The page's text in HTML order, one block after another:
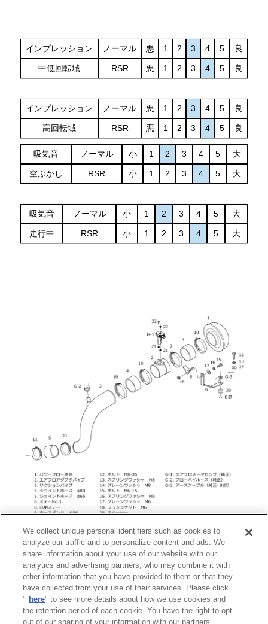
インプレッション ノーマル 悪 1 2 3 4 5 良
中低回転域 RSR 悪 1 2 3 4 5 良
インプレッション ノーマル 悪 1 2 3 4 5 良
高回転域 RSR 悪 1 2 3 4 5 良
吸気音 ノーマル 小 1 2 3 4 5 大
空ぶかし RSR 小 1 2 3 4 5 大
吸気音 ノーマル 小 1 2 3 4 5 大
走行中 RSR 小 1 2 3 4 5 大
車種 型式 エンジン 年式
ギャランフォルティス DBA- CY4A 4B11(NA) 07/08 -15/04
We collect unique personal identifiers such as cookies to
analyze our traffic and to personalize content and ads. We
share information about your use of our website with our
analytics and advertising partners, who may combine it with
other information that you have provided to them or that they
have collected from your use of their services. Please click
" here" to see more details about how we use cookies and
the retention period of each cookie. You have the right to opt
out of our sharing of your information with our partners.